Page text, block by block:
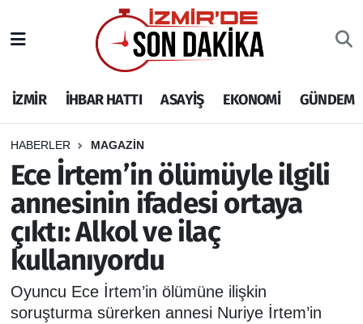
İZMİR İHBAR HATTI ASAYİŞ EKONOMİ GÜNDEM
HABERLER MAGAZİN
Ece İrtem’in ölümüyle ilgili
annesinin ifadesi ortaya
çıktı: Alkol ve ilaç
kullanıyordu
Oyuncu Ece İrtem’in ölümüne ilişkin
soruşturma sürerken annesi Nuriye İrtem’in
İHBAR HATTI
DEPREM
GENEL
EKONOMİ
SİYASET
SPOR
İzmir Nöbetçi Eczaneler
İzmir Hava Durumu
İzmir Namaz Vakitleri
İzmir Trafik Yoğunluk Haritası
Puan Durumu ve Fikstür
Tüm Manşetler
Son Dakika Haberleri